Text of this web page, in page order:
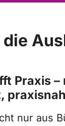
Praxis –
praxisnah
nur aus